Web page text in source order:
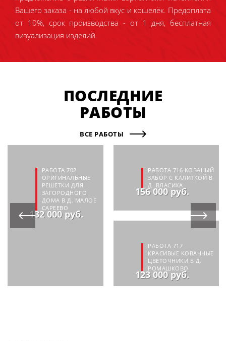
Вашего заказа - на любой вкус и кошелёк. Предоплата
от 10%, срок производства - от 1 дня, бесплатная
визуализация изделий.
ПОСЛЕДНИЕ
РАБОТЫ
ВСЕ РАБОТЫ
РАБОТА 702
ОРИГИНАЛЬНЫЕ
РЕШЕТКИ ДЛЯ
ЗАГОРОДНОГО
ДОМА В Д. МАЛОЕ
САРЕЕВО
132 000 руб.
РАБОТА 716 КОВАНЫЙ
ЗАБОР С КАЛИТКОЙ В
Д. ВЛАСИХА
156 000 руб.
РАБОТА 717
КРАСИВЫЕ КОВАННЫЕ
ЦВЕТОЧНИКИ В Д.
РОМАШКОВО
123 000 руб.